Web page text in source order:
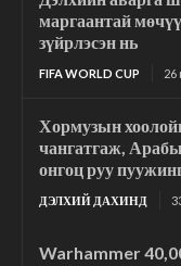
маргаантай
зүйрлэсэн нь
FIFA WORLD CUP 26
Хормузын
чангатгаж,
онгоц руу
ДЭЛХИЙ ДАХИНД
Warhammer